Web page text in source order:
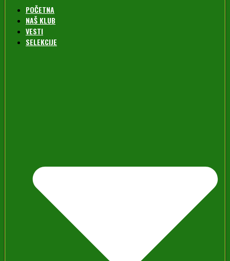
POČETNA
NAŠ KLUB
VESTI
SELEKCIJE